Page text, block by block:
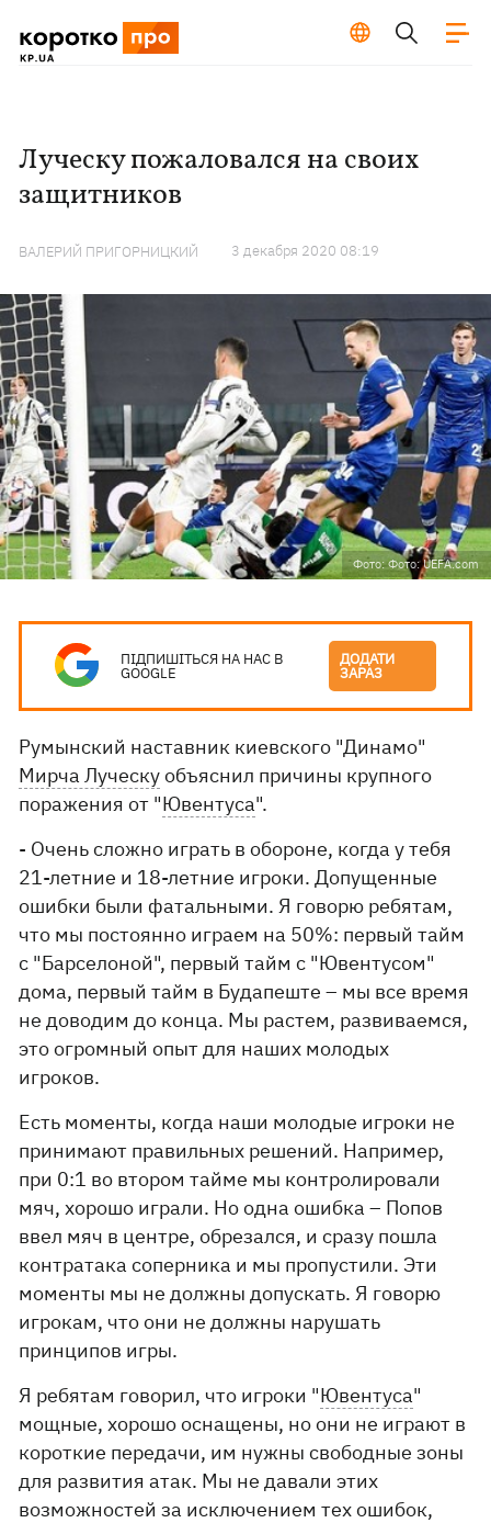
Луческу пожаловался на своих
защитников
ВАЛЕРИЙ ПРИГОРНИЦКИЙ 3 декабря 2020 08:19
Фото: Фото: UEFA.com
ПІДПИШІТЬСЯ НА НАС В
GOOGLE
ДОДАТИ
ЗАРАЗ
Румынский наставник киевского "Динамо"
Мирча Луческуобъяснил причины крупного
поражения от "Ювентуса".
- Очень сложно играть в обороне, когда у тебя
21-летние и 18-летние игроки. Допущенные
ошибки были фатальными. Я говорю ребятам,
что мы постоянно играем на 50%: первый тайм
с "Барселоной", первый тайм с "Ювентусом"
дома, первый тайм в Будапеште – мы все время
не доводим до конца. Мы растем, развиваемся,
это огромный опыт для наших молодых
игроков.
Есть моменты, когда наши молодые игроки не
принимают правильных решений. Например,
при 0:1 во втором тайме мы контролировали
мяч, хорошо играли. Но одна ошибка – Попов
ввел мяч в центре, обрезался, и сразу пошла
контратака соперника и мы пропустили. Эти
моменты мы не должны допускать. Я говорю
игрокам, что они не должны нарушать
принципов игры.
Я ребятам говорил, что игроки "Ювентуса"
мощные, хорошо оснащены, но они не играют в
короткие передачи, им нужны свободные зоны
для развития атак. Мы не давали этих
возможностей за исключением тех ошибок,